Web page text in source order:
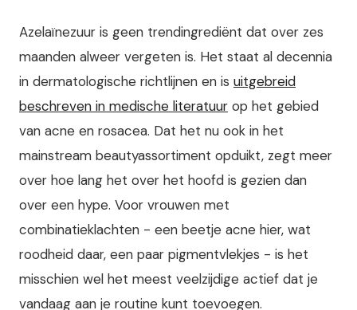
Azelaïnezuur is geen trendingrediënt dat over zes
maanden alweer vergeten is. Het staat al decennia
in dermatologische richtlijnen en is uitgebreid
beschreven in medische literatuur op het gebied
van acne en rosacea. Dat het nu ook in het
mainstream beautyassortiment opduikt, zegt meer
over hoe lang het over het hoofd is gezien dan
over een hype. Voor vrouwen met
combinatieklachten - een beetje acne hier, wat
roodheid daar, een paar pigmentvlekjes - is het
misschien wel het meest veelzijdige actief dat je
vandaag aan je routine kunt toevoegen.